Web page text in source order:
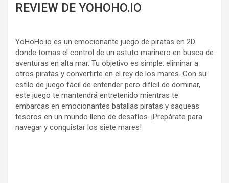
REVIEW DE YOHOHO.IO
YoHoHo.io es un emocionante juego de piratas en 2D
donde tomas el control de un astuto marinero en busca de
aventuras en alta mar. Tu objetivo es simple: eliminar a
otros piratas y convertirte en el rey de los mares. Con su
estilo de juego fácil de entender pero difícil de dominar,
este juego te mantendrá entretenido mientras te
embarcas en emocionantes batallas piratas y saqueas
tesoros en un mundo lleno de desafíos. ¡Prepárate para
navegar y conquistar los siete mares!